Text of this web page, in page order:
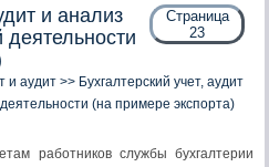
Страница
23
и анализ
и аудит >> Бухгалтерский учет, аудит
(на примере экспорта)
работников службы бухгалтерии